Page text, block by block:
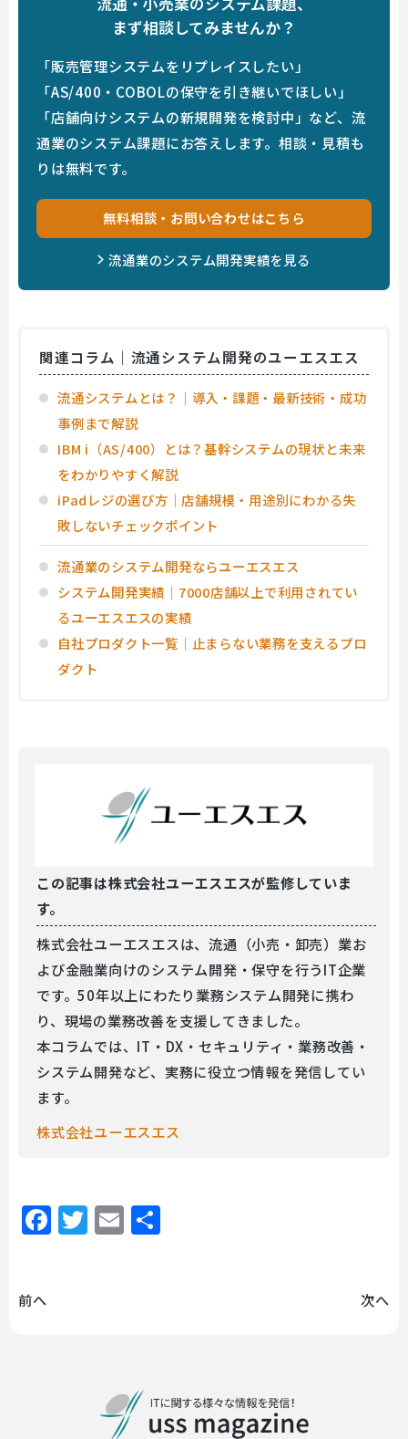
まず相談してみませんか？
「販売管理システムをリプレイスしたい」
「AS/400・COBOLの保守を引き継いでほしい」
「店舗向けシステムの新規開発を検討中」など、流
通業のシステム課題にお答えします。相談・見積も
りは無料です。
無料相談・お問い合わせはこちら
流通業のシステム開発実績を見る
関連コラム｜流通システム開発のユーエスエス
流通システムとは？｜導入・課題・最新技術・成功
事例まで解説
IBM i（AS/400）とは？基幹システムの現状と未来
をわかりやすく解説
iPadレジの選び方｜店舗規模・用途別にわかる失
敗しないチェックポイント
流通業のシステム開発ならユーエスエス
システム開発実績｜7000店舗以上で利用されてい
るユーエスエスの実績
自社プロダクト一覧｜止まらない業務を支えるプロ
ダクト
この記事は株式会社ユーエスエスが監修していま
す。
株式会社ユーエスエスは、流通（小売・卸売）業お
よび金融業向けのシステム開発・保守を行うIT企業
です。50年以上にわたり業務システム開発に携わ
り、現場の業務改善を支援してきました。
本コラムでは、IT・DX・セキュリティ・業務改善・
システム開発など、実務に役立つ情報を発信してい
ます。
株式会社ユーエスエス
Facebook
Twitter
Email
前へ 次へ